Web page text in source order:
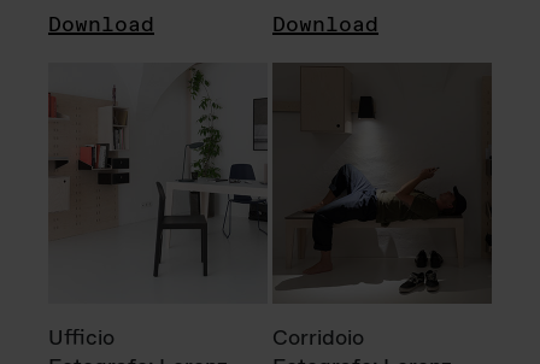
Download Download
Ufficio
Corridoio